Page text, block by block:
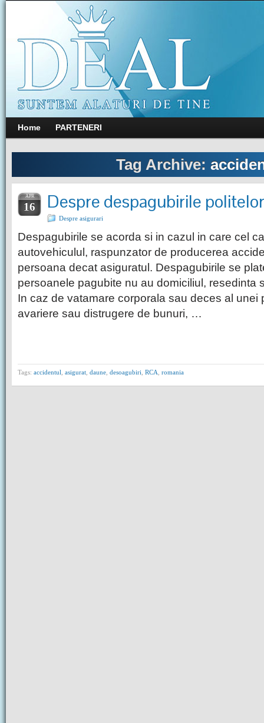
Home PARTENERI
Tag Archive:
APR
16 Despre despagubirile
Despre asigurari
Despagubirile se acorda si in cazul in care cel
autovehiculul, raspunzator de producerea
persoana decat asiguratul. Despagubirile se
persoanele pagubite nu au domiciliul, resedinta
In caz de vatamare corporala sau deces al unei
avariere sau distrugere de bunuri, …
Tags: accidentul asigurat daune desoagubiri RCA romania